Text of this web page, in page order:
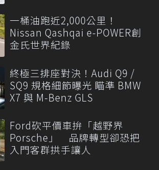
一桶油跑近2,000公里！
Nissan Qashqai e-POWER創
金氏世界紀錄
終極三排座對決！Audi Q9 /
SQ9 規格細節曝光 瞄準 BMW
X7 與 M-Benz GLS
Ford砍平價車拚「越野界
Porsche」 品牌轉型卻恐把
入門客群拱手讓人